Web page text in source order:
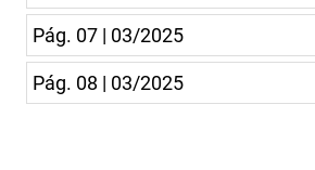
Pág. 07 | 03/2025
Pág. 08 | 03/2025